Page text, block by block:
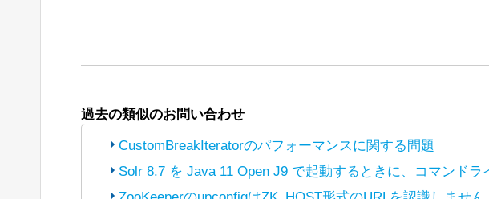
過去の類似のお問い合わせ
CustomBreakIteratorのパフォーマンスに関する問題
(The bot translated the original posthttps://
Solr 8.7 を Java 11 Open J9 で起動するときに、コマンド